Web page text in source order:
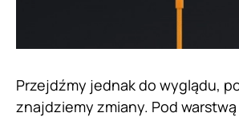
Przejdźmy jednak do wyglądu,
znajdziemy zmiany. Pod warstwą